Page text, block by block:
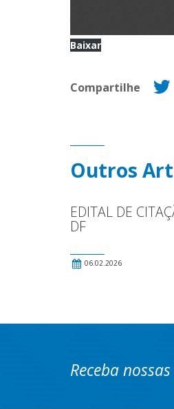
Baixar
Compartilhe
Outros
EDITAL DE
DF
06.02.2026
Receba